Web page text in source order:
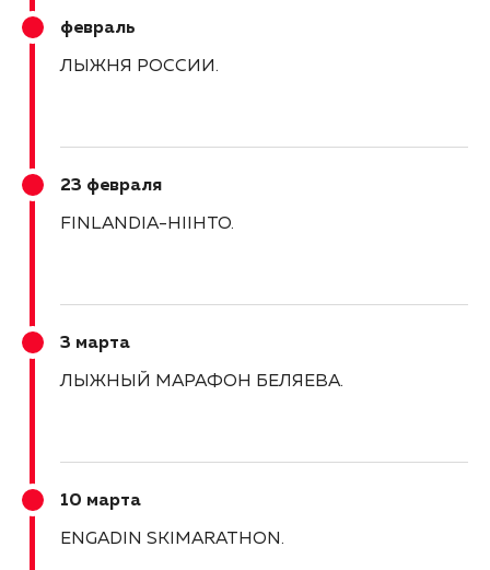
февраль
ЛЫЖНЯ РОССИИ
23 февраля
FINLANDIA-HIIHTO
3 марта
ЛЫЖНЫЙ МАРАФОН БЕЛЯЕВА
10 марта
ENGADIN SKIMARATHON